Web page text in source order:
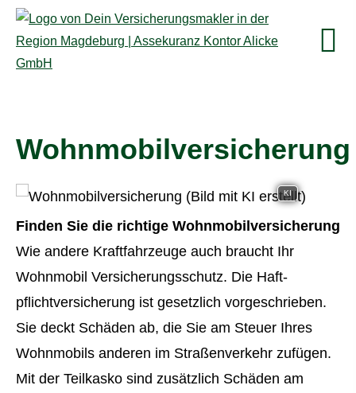
Wohnmobilversicherung
KI
Finden Sie die richtige Wohnmobilversicherung
Wie andere Kraftfahrzeuge auch braucht Ihr
Wohnmobil Versicherungsschutz. Die Haft­
pflichtversicherung ist gesetzlich vorgeschrieben.
Sie deckt Schäden ab, die Sie am Steuer Ihres
Wohnmobils anderen im Straßenverkehr zufügen.
Mit der Teilkasko sind zusätzlich Schäden am